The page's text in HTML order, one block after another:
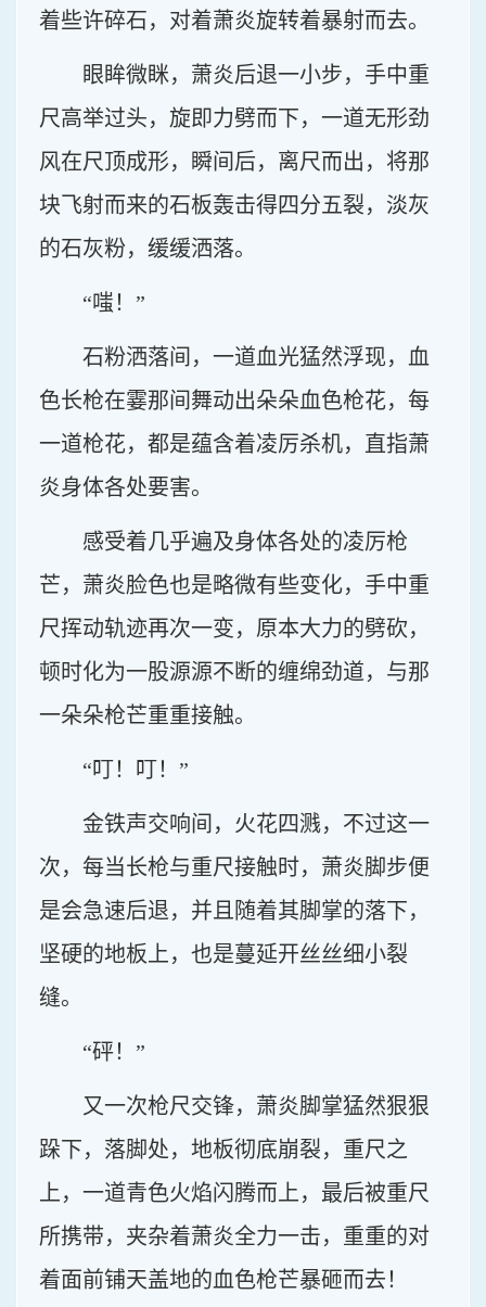
着些许碎石，对着萧炎旋转着暴射而去。
眼眸微眯，萧炎后退一小步，手中重
尺高举过头，旋即力劈而下，一道无形劲
风在尺顶成形，瞬间后，离尺而出，将那
块飞射而来的石板轰击得四分五裂，淡灰
的石灰粉，缓缓洒落。
“嗤！”
石粉洒落间，一道血光猛然浮现，血
色长枪在霎那间舞动出朵朵血色枪花，每
一道枪花，都是蕴含着凌厉杀机，直指萧
炎身体各处要害。
感受着几乎遍及身体各处的凌厉枪
芒，萧炎脸色也是略微有些变化，手中重
尺挥动轨迹再次一变，原本大力的劈砍，
顿时化为一股源源不断的缠绵劲道，与那
一朵朵枪芒重重接触。
“叮！叮！”
金铁声交响间，火花四溅，不过这一
次，每当长枪与重尺接触时，萧炎脚步便
是会急速后退，并且随着其脚掌的落下，
坚硬的地板上，也是蔓延开丝丝细小裂
缝。
“砰！”
又一次枪尺交锋，萧炎脚掌猛然狠狠
跺下，落脚处，地板彻底崩裂，重尺之
上，一道青色火焰闪腾而上，最后被重尺
所携带，夹杂着萧炎全力一击，重重的对
着面前铺天盖地的血色枪芒暴砸而去！